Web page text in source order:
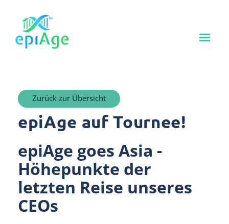
Zurück zur Übersicht
epiAge auf Tournee!
epiAge goes Asia -
Höhepunkte der
letzten Reise unseres
CEOs